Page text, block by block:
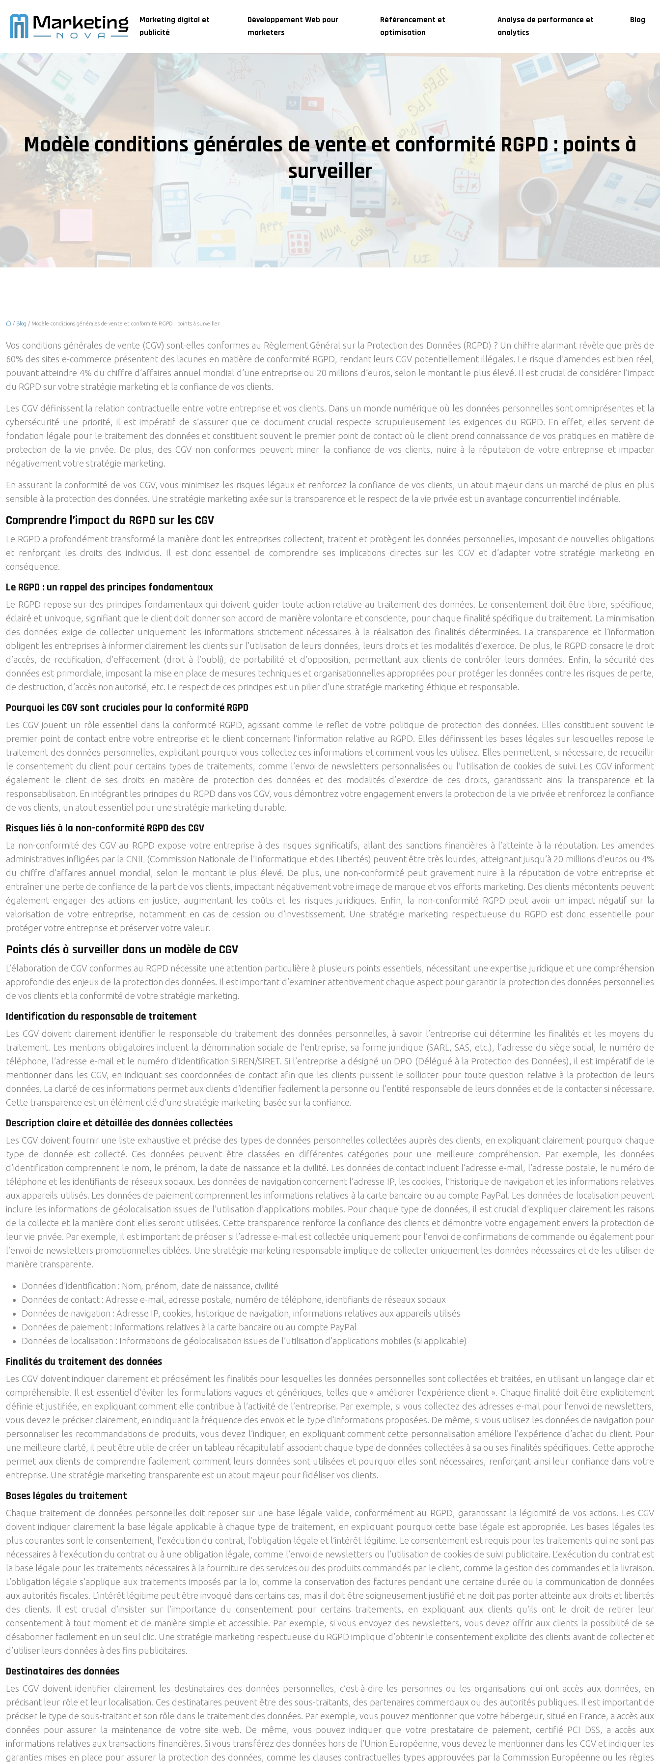
Marketing digital et
publicité
Développement Web pour
marketers
Référencement et
optimisation
Analyse de performance et
analytics
Blog
Modèle conditions générales de vente et conformité RGPD : points à
surveiller
/ Blog / Modèle conditions générales de vente et conformité RGPD : points à surveiller
Vos conditions générales de vente (CGV) sont-elles conformes au Règlement Général sur la Protection des Données (RGPD) ? Un chiffre alarmant révèle que près de
60% des sites e-commerce présentent des lacunes en matière de conformité RGPD, rendant leurs CGV potentiellement illégales. Le risque d’amendes est bien réel,
pouvant atteindre 4% du chiffre d’affaires annuel mondial d’une entreprise ou 20 millions d’euros, selon le montant le plus élevé. Il est crucial de considérer l’impact
du RGPD sur votre stratégie marketing et la confiance de vos clients.
Les CGV définissent la relation contractuelle entre votre entreprise et vos clients. Dans un monde numérique où les données personnelles sont omniprésentes et la
cybersécurité une priorité, il est impératif de s’assurer que ce document crucial respecte scrupuleusement les exigences du RGPD. En effet, elles servent de
fondation légale pour le traitement des données et constituent souvent le premier point de contact où le client prend connaissance de vos pratiques en matière de
protection de la vie privée. De plus, des CGV non conformes peuvent miner la confiance de vos clients, nuire à la réputation de votre entreprise et impacter
négativement votre stratégie marketing.
En assurant la conformité de vos CGV, vous minimisez les risques légaux et renforcez la confiance de vos clients, un atout majeur dans un marché de plus en plus
sensible à la protection des données. Une stratégie marketing axée sur la transparence et le respect de la vie privée est un avantage concurrentiel indéniable.
Comprendre l’impact du RGPD sur les CGV
Le RGPD a profondément transformé la manière dont les entreprises collectent, traitent et protègent les données personnelles, imposant de nouvelles obligations
et renforçant les droits des individus. Il est donc essentiel de comprendre ses implications directes sur les CGV et d’adapter votre stratégie marketing en
conséquence.
Le RGPD : un rappel des principes fondamentaux
Le RGPD repose sur des principes fondamentaux qui doivent guider toute action relative au traitement des données. Le consentement doit être libre, spécifique,
éclairé et univoque, signifiant que le client doit donner son accord de manière volontaire et consciente, pour chaque finalité spécifique du traitement. La minimisation
des données exige de collecter uniquement les informations strictement nécessaires à la réalisation des finalités déterminées. La transparence et l’information
obligent les entreprises à informer clairement les clients sur l’utilisation de leurs données, leurs droits et les modalités d’exercice. De plus, le RGPD consacre le droit
d’accès, de rectification, d’effacement (droit à l’oubli), de portabilité et d’opposition, permettant aux clients de contrôler leurs données. Enfin, la sécurité des
données est primordiale, imposant la mise en place de mesures techniques et organisationnelles appropriées pour protéger les données contre les risques de perte,
de destruction, d’accès non autorisé, etc. Le respect de ces principes est un pilier d’une stratégie marketing éthique et responsable.
Pourquoi les CGV sont cruciales pour la conformité RGPD
Les CGV jouent un rôle essentiel dans la conformité RGPD, agissant comme le reflet de votre politique de protection des données. Elles constituent souvent le
premier point de contact entre votre entreprise et le client concernant l’information relative au RGPD. Elles définissent les bases légales sur lesquelles repose le
traitement des données personnelles, explicitant pourquoi vous collectez ces informations et comment vous les utilisez. Elles permettent, si nécessaire, de recueillir
le consentement du client pour certains types de traitements, comme l’envoi de newsletters personnalisées ou l’utilisation de cookies de suivi. Les CGV informent
également le client de ses droits en matière de protection des données et des modalités d’exercice de ces droits, garantissant ainsi la transparence et la
responsabilisation. En intégrant les principes du RGPD dans vos CGV, vous démontrez votre engagement envers la protection de la vie privée et renforcez la confiance
de vos clients, un atout essentiel pour une stratégie marketing durable.
Risques liés à la non-conformité RGPD des CGV
La non-conformité des CGV au RGPD expose votre entreprise à des risques significatifs, allant des sanctions financières à l’atteinte à la réputation. Les amendes
administratives infligées par la CNIL (Commission Nationale de l’Informatique et des Libertés) peuvent être très lourdes, atteignant jusqu’à 20 millions d’euros ou 4%
du chiffre d’affaires annuel mondial, selon le montant le plus élevé. De plus, une non-conformité peut gravement nuire à la réputation de votre entreprise et
entraîner une perte de confiance de la part de vos clients, impactant négativement votre image de marque et vos efforts marketing. Des clients mécontents peuvent
également engager des actions en justice, augmentant les coûts et les risques juridiques. Enfin, la non-conformité RGPD peut avoir un impact négatif sur la
valorisation de votre entreprise, notamment en cas de cession ou d’investissement. Une stratégie marketing respectueuse du RGPD est donc essentielle pour
protéger votre entreprise et préserver votre valeur.
Points clés à surveiller dans un modèle de CGV
L’élaboration de CGV conformes au RGPD nécessite une attention particulière à plusieurs points essentiels, nécessitant une expertise juridique et une compréhension
approfondie des enjeux de la protection des données. Il est important d’examiner attentivement chaque aspect pour garantir la protection des données personnelles
de vos clients et la conformité de votre stratégie marketing.
Identification du responsable de traitement
Les CGV doivent clairement identifier le responsable du traitement des données personnelles, à savoir l’entreprise qui détermine les finalités et les moyens du
traitement. Les mentions obligatoires incluent la dénomination sociale de l’entreprise, sa forme juridique (SARL, SAS, etc.), l’adresse du siège social, le numéro de
téléphone, l’adresse e-mail et le numéro d’identification SIREN/SIRET. Si l’entreprise a désigné un DPO (Délégué à la Protection des Données), il est impératif de le
mentionner dans les CGV, en indiquant ses coordonnées de contact afin que les clients puissent le solliciter pour toute question relative à la protection de leurs
données. La clarté de ces informations permet aux clients d’identifier facilement la personne ou l’entité responsable de leurs données et de la contacter si nécessaire.
Cette transparence est un élément clé d’une stratégie marketing basée sur la confiance.
Description claire et détaillée des données collectées
Les CGV doivent fournir une liste exhaustive et précise des types de données personnelles collectées auprès des clients, en expliquant clairement pourquoi chaque
type de donnée est collecté. Ces données peuvent être classées en différentes catégories pour une meilleure compréhension. Par exemple, les données
d’identification comprennent le nom, le prénom, la date de naissance et la civilité. Les données de contact incluent l’adresse e-mail, l’adresse postale, le numéro de
téléphone et les identifiants de réseaux sociaux. Les données de navigation concernent l’adresse IP, les cookies, l’historique de navigation et les informations relatives
aux appareils utilisés. Les données de paiement comprennent les informations relatives à la carte bancaire ou au compte PayPal. Les données de localisation peuvent
inclure les informations de géolocalisation issues de l’utilisation d’applications mobiles. Pour chaque type de données, il est crucial d’expliquer clairement les raisons
de la collecte et la manière dont elles seront utilisées. Cette transparence renforce la confiance des clients et démontre votre engagement envers la protection de
leur vie privée. Par exemple, il est important de préciser si l’adresse e-mail est collectée uniquement pour l’envoi de confirmations de commande ou également pour
l’envoi de newsletters promotionnelles ciblées. Une stratégie marketing responsable implique de collecter uniquement les données nécessaires et de les utiliser de
manière transparente.
Données d’identification : Nom, prénom, date de naissance, civilité
Données de contact : Adresse e-mail, adresse postale, numéro de téléphone, identifiants de réseaux sociaux
Données de navigation : Adresse IP, cookies, historique de navigation, informations relatives aux appareils utilisés
Données de paiement : Informations relatives à la carte bancaire ou au compte PayPal
Données de localisation : Informations de géolocalisation issues de l’utilisation d’applications mobiles (si applicable)
Finalités du traitement des données
Les CGV doivent indiquer clairement et précisément les finalités pour lesquelles les données personnelles sont collectées et traitées, en utilisant un langage clair et
compréhensible. Il est essentiel d’éviter les formulations vagues et génériques, telles que « améliorer l’expérience client ». Chaque finalité doit être explicitement
définie et justifiée, en expliquant comment elle contribue à l’activité de l’entreprise. Par exemple, si vous collectez des adresses e-mail pour l’envoi de newsletters,
vous devez le préciser clairement, en indiquant la fréquence des envois et le type d’informations proposées. De même, si vous utilisez les données de navigation pour
personnaliser les recommandations de produits, vous devez l’indiquer, en expliquant comment cette personnalisation améliore l’expérience d’achat du client. Pour
une meilleure clarté, il peut être utile de créer un tableau récapitulatif associant chaque type de données collectées à sa ou ses finalités spécifiques. Cette approche
permet aux clients de comprendre facilement comment leurs données sont utilisées et pourquoi elles sont nécessaires, renforçant ainsi leur confiance dans votre
entreprise. Une stratégie marketing transparente est un atout majeur pour fidéliser vos clients.
Bases légales du traitement
Chaque traitement de données personnelles doit reposer sur une base légale valide, conformément au RGPD, garantissant la légitimité de vos actions. Les CGV
doivent indiquer clairement la base légale applicable à chaque type de traitement, en expliquant pourquoi cette base légale est appropriée. Les bases légales les
plus courantes sont le consentement, l’exécution du contrat, l’obligation légale et l’intérêt légitime. Le consentement est requis pour les traitements qui ne sont pas
nécessaires à l’exécution du contrat ou à une obligation légale, comme l’envoi de newsletters ou l’utilisation de cookies de suivi publicitaire. L’exécution du contrat est
la base légale pour les traitements nécessaires à la fourniture des services ou des produits commandés par le client, comme la gestion des commandes et la livraison.
L’obligation légale s’applique aux traitements imposés par la loi, comme la conservation des factures pendant une certaine durée ou la communication de données
aux autorités fiscales. L’intérêt légitime peut être invoqué dans certains cas, mais il doit être soigneusement justifié et ne doit pas porter atteinte aux droits et libertés
des clients. Il est crucial d’insister sur l’importance du consentement pour certains traitements, en expliquant aux clients qu’ils ont le droit de retirer leur
consentement à tout moment et de manière simple et accessible. Par exemple, si vous envoyez des newsletters, vous devez offrir aux clients la possibilité de se
désabonner facilement en un seul clic. Une stratégie marketing respectueuse du RGPD implique d’obtenir le consentement explicite des clients avant de collecter et
d’utiliser leurs données à des fins publicitaires.
Destinataires des données
Les CGV doivent identifier clairement les destinataires des données personnelles, c’est-à-dire les personnes ou les organisations qui ont accès aux données, en
précisant leur rôle et leur localisation. Ces destinataires peuvent être des sous-traitants, des partenaires commerciaux ou des autorités publiques. Il est important de
préciser le type de sous-traitant et son rôle dans le traitement des données. Par exemple, vous pouvez mentionner que votre hébergeur, situé en France, a accès aux
données pour assurer la maintenance de votre site web. De même, vous pouvez indiquer que votre prestataire de paiement, certifié PCI DSS, a accès aux
informations relatives aux transactions financières. Si vous transférez des données hors de l’Union Européenne, vous devez le mentionner dans les CGV et indiquer les
garanties mises en place pour assurer la protection des données, comme les clauses contractuelles types approuvées par la Commission Européenne ou les règles